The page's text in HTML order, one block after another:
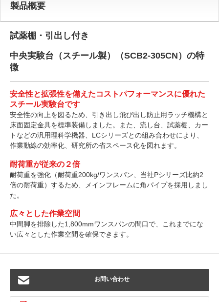
製品概要
試薬棚・引出し付き
中央実験台（スチール製）（SCB2-305CN）の特
徴
安全性と拡張性を備えたコストパフォーマンスに優れた
スチール実験台です
安全性の向上を図るため、引き出し飛び出し防止用ラッチ機構と
床面固定金具を標準装備しました。また、流し台、試薬棚、カー
トなどの汎用理科学機器、LCシリーズとの組み合わせにより、
作業動線の効率化、研究所の省スペース化を図れます。
耐荷重が従来の２倍
耐荷重を強化（耐荷重200kg/ワンスパン、当社Pシリーズ比約2
倍の耐荷重）するため、メインフレームに角パイプを採用しまし
た。
広々とした作業空間
中間脚を排除した1,800mmワンスパンの間口で、これまでにな
い広々とした作業空間を確保できます。
お問い合わせ